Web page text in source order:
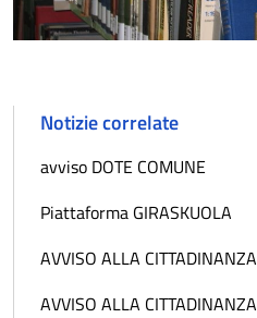
Notizie correlate
avviso DOTE COMUNE
Piattaforma GIRASKUOLA
AVVISO ALLA CITTADINANZA
AVVISO ALLA CITTADINANZA